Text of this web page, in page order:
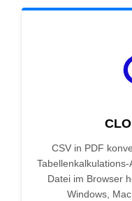
CSV in PDF
Datei im Browser
Windows,